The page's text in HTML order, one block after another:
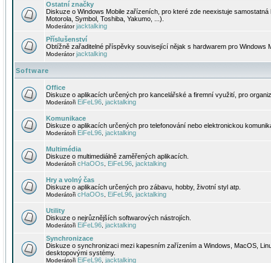
Ostatní značky
Diskuze o Windows Mobile zařízeních, pro které zde neexistuje
Motorola, Symbol, Toshiba, Yakumo, ...).
Moderátorjacktalking
Příslušenství
Obtížně zařaditelné příspěvky související nějak s hardwarem pro Windows
Moderátorjacktalking
Software
Office
Diskuze o aplikacích určených pro kancelářské a firemní využití, pro
Moderátoři EiFeL96 jacktalking
Komunikace
Diskuze o aplikacích určených pro telefonování nebo elektronickou
Moderátoři EiFeL96 jacktalking
Multimédia
Diskuze o multimediálně zaměřených aplikacích.
Moderátoři cHaOOs EiFeL96 jacktalking
Hry a volný čas
Diskuze o aplikacích určených pro zábavu, hobby, životní styl atp.
Moderátoři cHaOOs EiFeL96 jacktalking
Utility
Diskuze o nejrůznějších softwarových nástrojích.
Moderátoři EiFeL96 jacktalking
Synchronizace
Diskuze o synchronizaci mezi kapesním zařízením a Windows, MacOS,
desktopovými systémy.
Moderátoři EiFeL96 jacktalking